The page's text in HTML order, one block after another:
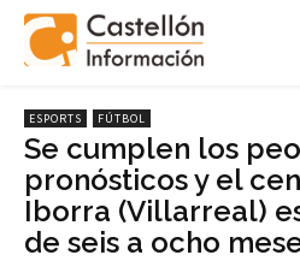
ESPORTS FÚTBOL
Se cumplen los
pronósticos y el
Iborra (Villarreal)
de seis a ocho